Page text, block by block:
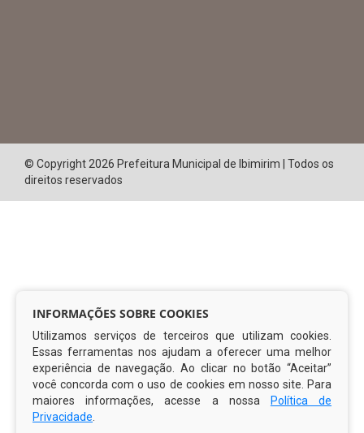
© Copyright 2026 Prefeitura Municipal de Ibimirim | Todos os
direitos reservados
INFORMAÇÕES SOBRE COOKIES
Utilizamos serviços de terceiros que utilizam cookies.
Essas ferramentas nos ajudam a oferecer uma melhor
experiência de navegação. Ao clicar no botão “Aceitar”
você concorda com o uso de cookies em nosso site. Para
maiores informações, acesse a nossa
Política de
Privacidade